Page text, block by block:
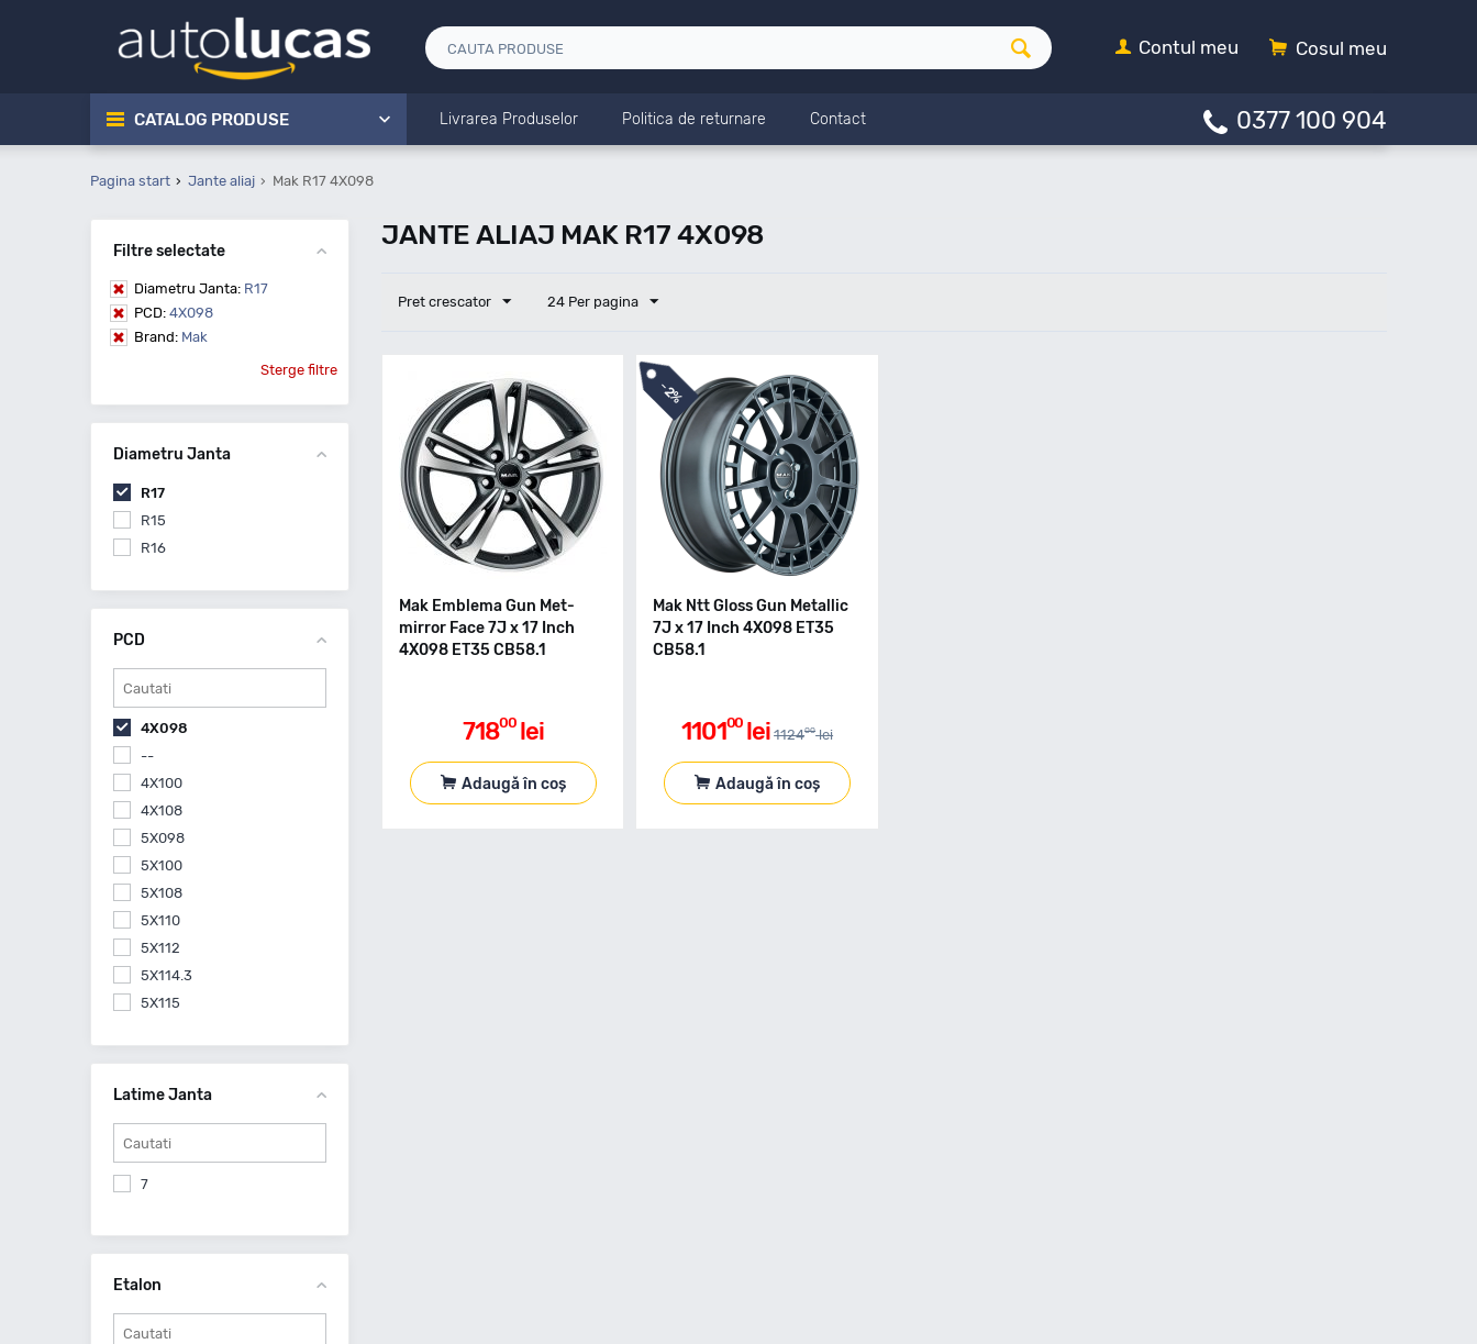
Cosul meu
Contul meu
CATALOG PRODUSE Livrarea Produselor Politica de returnare Contact 0377 100 904
Pagina start Jante aliaj Mak R17 4X098
JANTE ALIAJ MAK R17 4X098
Pret crescator 24 Per pagina
Mak Emblema Gun Met-
mirror Face 7J x 17 Inch
4X098 ET35 CB58.1
71800 lei
Adaugă în coș
-
2%
Mak Ntt Gloss Gun Metallic
7J x 17 Inch 4X098 ET35
CB58.1
110100 lei 112400 lei
Adaugă în coș
Filtre selectate
Diametru Janta: R17
PCD: 4X098
Brand: Mak
Sterge filtre
Diametru Janta
R17
R15
R16
PCD
4X098
--
4X100
4X108
5X098
5X100
5X108
5X110
5X112
5X114.3
5X115
5X127
6X114.3
6X130
Latime Janta
7
Etalon